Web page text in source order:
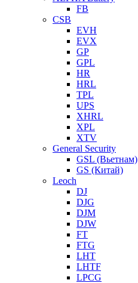
FB
CSB
EVH
EVX
GP
GPL
HR
HRL
TPL
UPS
XHRL
XPL
XTV
General Security
GSL (Вьетнам)
GS (Китай)
Leoch
DJ
DJG
DJM
DJW
FT
FTG
LHT
LHTF
LPCG